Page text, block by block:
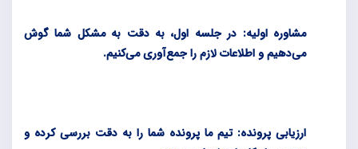
مشاوره اولیه: در جلسه اول، به دقت به مشکل شما گوش
می‌دهیم و اطلاعات لازم را جمع‌آوری می‌کنیم.
ارزیابی پرونده: تیم ما پرونده شما را به دقت بررسی کرده و